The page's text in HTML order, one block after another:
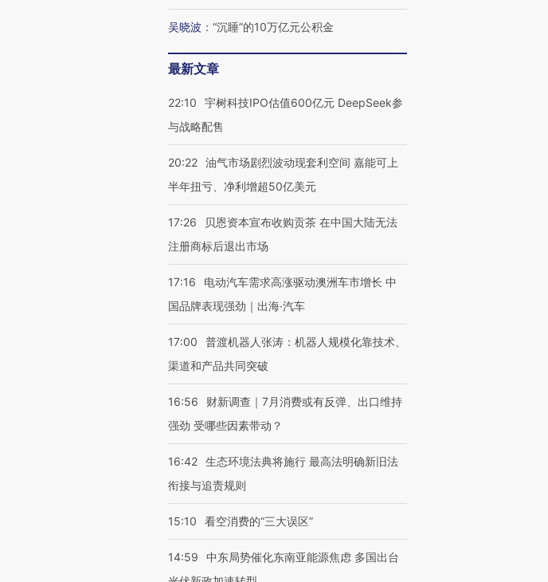
吴晓波 ： “沉睡”的10万亿元公积金
最新文章
22:10
宇树科技IPO估值600亿元 DeepSeek参
与战略配售
20:22 油气市场剧烈波动现套利空间 嘉能可上
半年扭亏、净利增超50亿美元
17:26
贝恩资本宣布收购贡茶 在中国大陆无法
注册商标后退出市场
17:16
电动汽车需求高涨驱动澳洲车市增长 中
国品牌表现强劲｜出海·汽车
17:00
普渡机器人张涛：机器人规模化靠技术、
渠道和产品共同突破
16:56
财新调查｜7月消费或有反弹、出口维持
强劲 受哪些因素带动？
16:42 生态环境法典将施行 最高法明确新旧法
衔接与追责规则
15:10 看空消费的“三大误区”
14:59
中东局势催化东南亚能源焦虑 多国出台